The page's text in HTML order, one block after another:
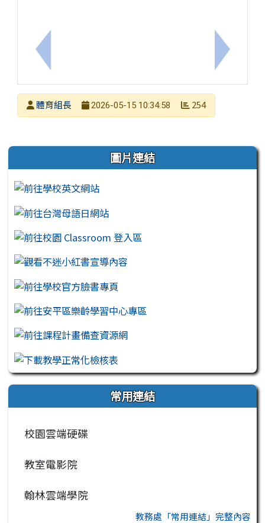
上一筆：有關臺南市115年度兒童權利公約創意圖卡
下一筆：
發布者
體育組長
2026-05-15 10:34:58 254
左邊區域內容 圖片連結
常用連結
校園雲端硬碟
教室電影院
翰林雲端學院
教務處「常用連結」完整內容